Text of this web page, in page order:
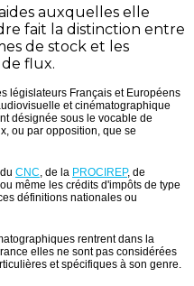
auxquelles elle
fait la distinction entre
de stock et les
flux.
législateurs Français et Européens
et cinématographique
désignée sous le vocable de
ou par opposition, que se
CNC, de la PROCIREP, de
même les crédits d'impôts de type
définitions nationales ou
rentrent dans la
elles ne sont pas considérées
et spécifiques à son genre.